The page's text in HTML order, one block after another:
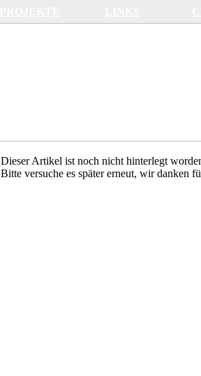
Dieser Artikel ist noch nicht hinterlegt
Bitte versuche es später erneut, wir danken